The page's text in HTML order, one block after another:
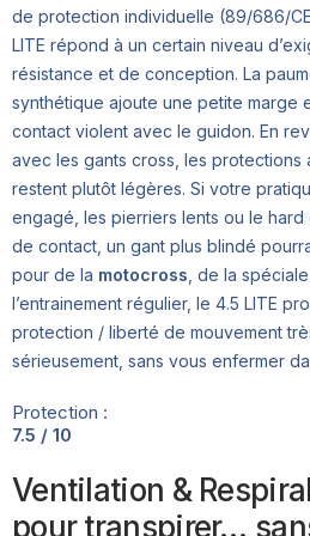
de protection individuelle (89/686/
LITE répond à un certain niveau
résistance et de conception. La
synthétique ajoute une petite marge
contact violent avec le guidon. En
avec les gants cross, les protections
restent plutôt légères. Si votre
engagé, les pierriers lents ou le
de contact, un gant plus blindé
pour de la motocross, de la
l’entrainement régulier, le 4.5 LITE
protection / liberté de mouvement
sérieusement, sans vous enfermer
Protection :
7.5 / 10
Ventilation &
pour transpirer…